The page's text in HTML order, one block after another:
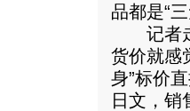
品都是“三
记者走
货价就感
身”标价
日文，销